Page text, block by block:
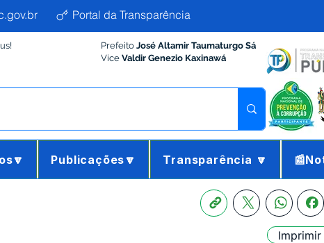
Portal da Transparência
Prefeito José Altamir Taumaturgo Sá
Vice Valdir Genezio Kaxinawá
Publicações🔽 Transparência 🔽
Imprimir